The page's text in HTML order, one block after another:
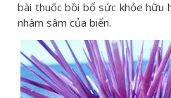
bài thuốc bồi bổ sức khỏe hữu
nhâm sâm của biển.